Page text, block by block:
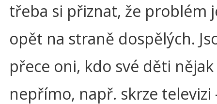
třeba si přiznat, že problém
opět na straně dospělých.
přece oni, kdo své děti
nepřímo, např. skrze televizi